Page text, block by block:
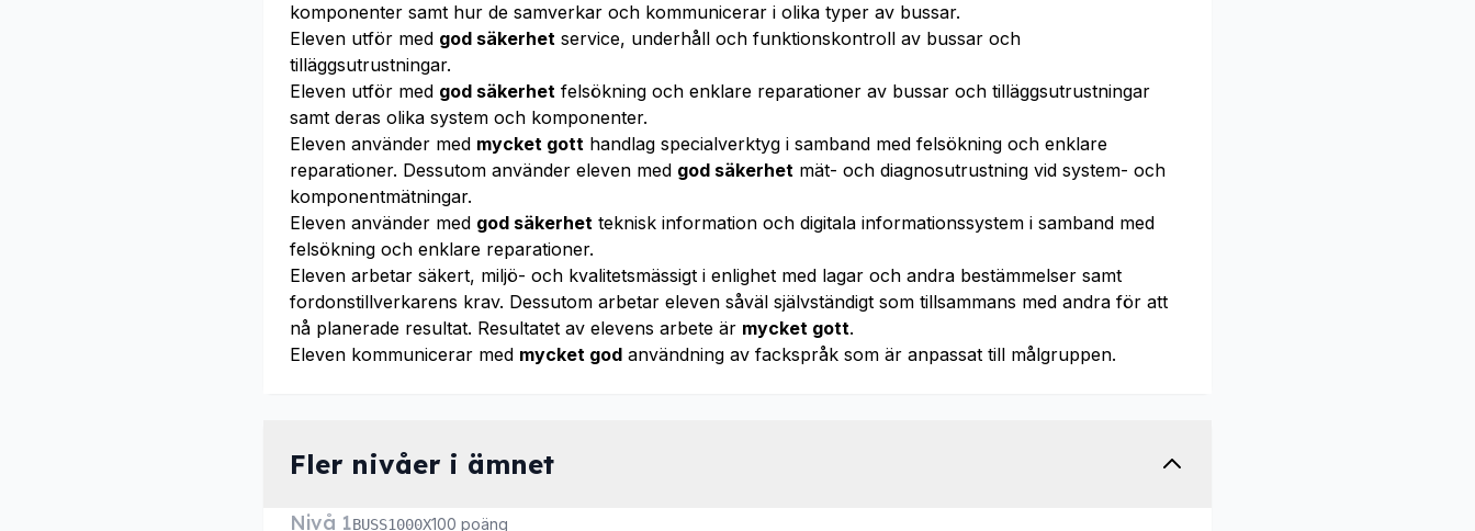
komponenter samt hur de samverkar och kommunicerar i olika typer av bussar.
Eleven utför med god säkerhet service, underhåll och funktionskontroll av bussar och
tilläggsutrustningar.
Eleven utför med god säkerhet felsökning och enklare reparationer av bussar och tilläggsutrustningar
samt deras olika system och komponenter.
Eleven använder med mycket gott handlag specialverktyg i samband med felsökning och enklare
reparationer. Dessutom använder eleven med god säkerhet mät- och diagnosutrustning vid system- och
komponentmätningar.
Eleven använder med god säkerhet teknisk information och digitala informationssystem i samband med
felsökning och enklare reparationer.
Eleven arbetar säkert, miljö- och kvalitetsmässigt i enlighet med lagar och andra bestämmelser samt
fordonstillverkarens krav. Dessutom arbetar eleven såväl självständigt som tillsammans med andra för att
nå planerade resultat. Resultatet av elevens arbete är mycket gott.
Eleven kommunicerar med mycket god användning av fackspråk som är anpassat till målgruppen.
Fler nivåer i ämnet
Nivå 1BUSS1000X100 poäng